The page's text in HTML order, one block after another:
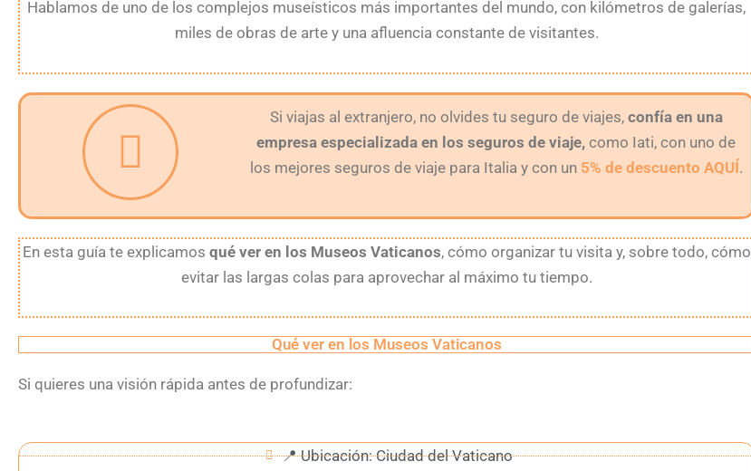
Hablamos de uno de los complejos museísticos más importantes del mundo, con kilómetros de galerías,
miles de obras de arte y una afluencia constante de visitantes.
Si viajas al extranjero, no olvides tu seguro de viajes, confía en una
empresa especializada en los seguros de viaje, como Iati, con uno de
los mejores seguros de viaje para Italia y con un 5% de descuento AQUÍ.
En esta guía te explicamos qué ver en los Museos Vaticanos, cómo organizar tu visita y, sobre todo, cómo
evitar las largas colas para aprovechar al máximo tu tiempo.
Qué ver en los Museos Vaticanos
Si quieres una visión rápida antes de profundizar:
📍 Ubicación: Ciudad del Vaticano